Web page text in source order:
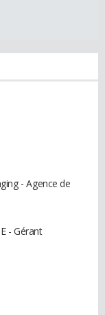
- Agence de
- Gérant